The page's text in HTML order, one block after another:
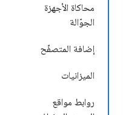
محاكاة الأجهزة
الجوّالة
إضافة المتصفّح
الميزانيات
روابط مواقع